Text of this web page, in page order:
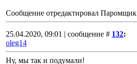
Сообщение отредактировал Паромщик
25.04.2020, 09:01 | сообщение # 132:
oleg14
Ну, мы так и подумали!